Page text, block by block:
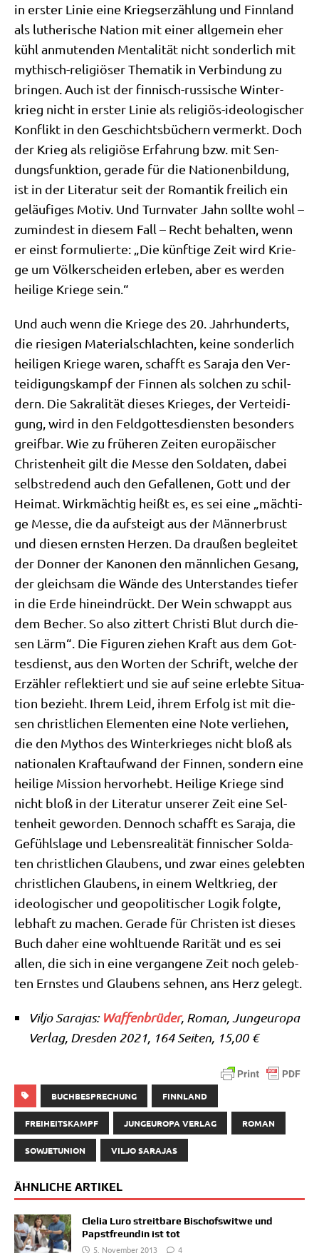
in erster Linie eine Kriegs­er­zäh­lung und Finn­land
als luthe­ri­sche Nati­on mit einer all­ge­mein eher
kühl anmu­ten­den Men­ta­li­tät nicht son­der­lich mit
mythisch-reli­giö­ser The­ma­tik in Ver­bin­dung zu
brin­gen. Auch ist der fin­nisch-rus­si­sche Win­ter­
krieg nicht in erster Linie als reli­gi­ös-ideo­lo­gi­scher
Kon­flikt in den Geschichts­bü­chern ver­merkt. Doch
der Krieg als reli­giö­se Erfah­rung bzw. mit Sen­
dungs­funk­ti­on, gera­de für die Natio­nen­bil­dung,
ist in der Lite­ra­tur seit der Roman­tik frei­lich ein
geläu­fi­ges Motiv. Und Turn­va­ter Jahn soll­te wohl –
zumin­dest in die­sem Fall – Recht behal­ten, wenn
er einst for­mu­lier­te: „Die künf­ti­ge Zeit wird Krie­
ge um Völ­ker­schei­den erle­ben, aber es wer­den
hei­li­ge Krie­ge sein.“
Und auch wenn die Krie­ge des 20. Jahr­hun­derts,
die rie­si­gen Mate­ri­al­schlach­ten, kei­ne son­der­lich
hei­li­gen Krie­ge waren, schafft es Sara­ja den Ver­
tei­di­gungs­kampf der Fin­nen als sol­chen zu schil­
dern. Die Sakra­li­tät die­ses Krie­ges, der Ver­tei­di­
gung, wird in den Feld­got­tes­dien­sten beson­ders
greif­bar. Wie zu frü­he­ren Zei­ten euro­päi­scher
Chri­sten­heit gilt die Mes­se den Sol­da­ten, dabei
selbst­re­dend auch den Gefal­le­nen, Gott und der
Hei­mat. Wirk­mäch­tig heißt es, es sei eine „mäch­ti­
ge Mes­se, die da auf­steigt aus der Män­ner­brust
und die­sen ern­sten Her­zen. Da drau­ßen beglei­tet
der Don­ner der Kano­nen den männ­li­chen Gesang,
der gleich­sam die Wän­de des Unter­stan­des tie­fer
in die Erde hin­ein­drückt. Der Wein schwappt aus
dem Becher. So also zit­tert Chri­sti Blut durch die­
sen Lärm“. Die Figu­ren zie­hen Kraft aus dem Got­
tes­dienst, aus den Wor­ten der Schrift, wel­che der
Erzäh­ler reflek­tiert und sie auf sei­ne erleb­te Situa­
ti­on bezieht. Ihrem Leid, ihrem Erfolg ist mit die­
sen christ­li­chen Ele­men­ten eine Note ver­lie­hen,
die den Mythos des Win­ter­krie­ges nicht bloß als
natio­na­len Kraft­auf­wand der Fin­nen, son­dern eine
hei­li­ge Mis­si­on her­vor­hebt. Hei­li­ge Krie­ge sind
nicht bloß in der Lite­ra­tur unse­rer Zeit eine Sel­
ten­heit gewor­den. Den­noch schafft es Sara­ja, die
Gefühls­la­ge und Lebens­rea­li­tät fin­ni­scher Sol­da­
ten christ­li­chen Glau­bens, und zwar eines geleb­ten
christ­li­chen Glau­bens, in einem Welt­krieg, der
ideo­lo­gi­scher und geo­po­li­ti­scher Logik folg­te,
leb­haft zu machen. Gera­de für Chri­sten ist die­ses
Buch daher eine wohl­tu­en­de Rari­tät und es sei
allen, die sich in eine ver­gan­ge­ne Zeit noch geleb­
ten Ern­stes und Glau­bens seh­nen, ans Herz gelegt.
Vil­jo Sara­jas: Waf­fen­brü­der, Roman, Jun­g­eu­ro­pa
Ver­lag, Dres­den 2021, 164 Sei­ten, 15,00 €
BUCHBESPRECHUNG FINNLAND
FREIHEITSKAMPF JUNGEUROPA VERLAG ROMAN
SOWJETUNION VILJO SARAJAS
ÄHNLICHE ARTIKEL
Clelia Luro streitbare Bischofswitwe und
Papstfreundin ist tot
5. November 2013
4